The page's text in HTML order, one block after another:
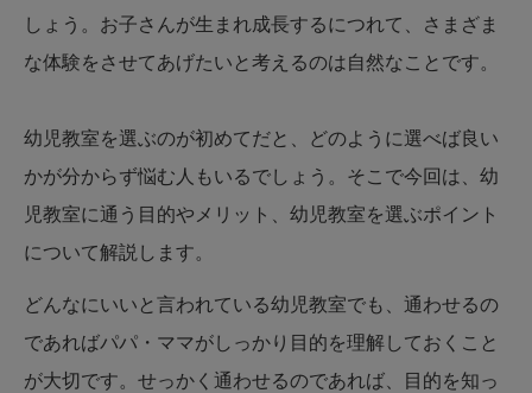
しょう。お子さんが生まれ成長するにつれて、さまざま
な体験をさせてあげたいと考えるのは自然なことです。
幼児教室を選ぶのが初めてだと、どのように選べば良い
かが分からず悩む人もいるでしょう。そこで今回は、幼
児教室に通う目的やメリット、幼児教室を選ぶポイント
について解説します。
どんなにいいと言われている幼児教室でも、通わせるの
であればパパ・ママがしっかり目的を理解しておくこと
が大切です。せっかく通わせるのであれば、目的を知っ